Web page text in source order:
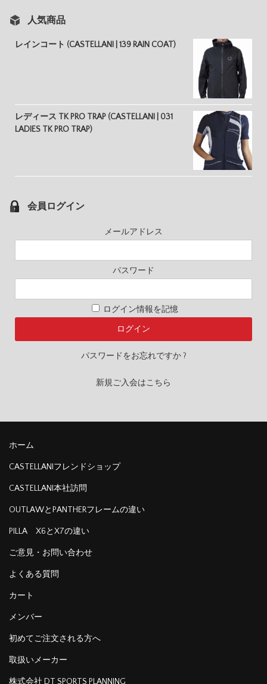
人気商品
レインコート (CASTELLANI | 139 RAIN COAT)
レディース TK PRO TRAP (CASTELLANI | 031
LADIES TK PRO TRAP)
会員ログイン
メールアドレス
パスワード
ログイン情報を記憶
パスワードをお忘れですか ?
新規ご入会はこちら
ホーム
CASTELLANIフレンドショップ
CASTELLANI本社訪問
OUTLAWとPANTHERフレームの違い
PILLA X6とX7の違い
ご意見・お問い合わせ
よくある質問
カート
メンバー
初めてご注文される方へ
取扱いメーカー
株式会社 DT SPORTS PLANNING